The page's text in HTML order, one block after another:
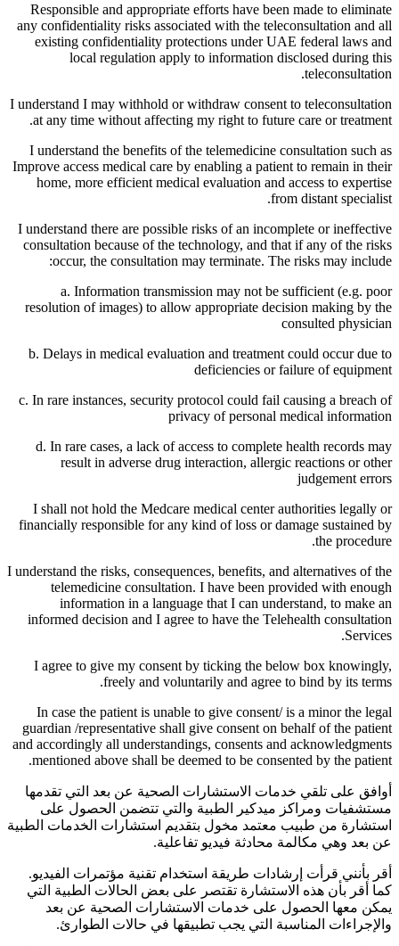
Responsible and appropriate efforts have been made to eliminate
any confidentiality risks associated with the teleconsultation and all
existing confidentiality protections under UAE federal laws and
local regulation apply to information disclosed during this
teleconsultation.
I understand I may withhold or withdraw consent to teleconsultation
at any time without affecting my right to future care or treatment.
I understand the benefits of the telemedicine consultation such as
Improve access medical care by enabling a patient to remain in their
home, more efficient medical evaluation and access to expertise
from distant specialist.
I understand there are possible risks of an incomplete or ineffective
consultation because of the technology, and that if any of the risks
occur, the consultation may terminate. The risks may include:
a. Information transmission may not be sufficient (e.g. poor
resolution of images) to allow appropriate decision making by the
consulted physician
b. Delays in medical evaluation and treatment could occur due to
deficiencies or failure of equipment
c. In rare instances, security protocol could fail causing a breach of
privacy of personal medical information
d. In rare cases, a lack of access to complete health records may
result in adverse drug interaction, allergic reactions or other
judgement errors
I shall not hold the Medcare medical center authorities legally or
financially responsible for any kind of loss or damage sustained by
the procedure.
I understand the risks, consequences, benefits, and alternatives of the
telemedicine consultation. I have been provided with enough
information in a language that I can understand, to make an
informed decision and I agree to have the Telehealth consultation
Services.
I agree to give my consent by ticking the below box knowingly,
freely and voluntarily and agree to bind by its terms.
In case the patient is unable to give consent/ is a minor the legal
guardian /representative shall give consent on behalf of the patient
and accordingly all understandings, consents and acknowledgments
mentioned above shall be deemed to be consented by the patient.
أوافق على تلقي خدمات الاستشارات الصحية عن بعد التي تقدمها
مستشفيات ومراكز ميدكير الطبية والتي تتضمن الحصول على
استشارة من طبيب معتمد مخول بتقديم استشارات الخدمات الطبية
عن بعد وهي مكالمة محادثة فيديو تفاعلية.
أقر بأنني قرأت إرشادات طريقة استخدام تقنية مؤتمرات الفيديو.
كما أقر بأن هذه الاستشارة تقتصر على بعض الحالات الطبية التي
يمكن معها الحصول على خدمات الاستشارات الصحية عن بعد
والإجراءات المناسبة التي يجب تطبيقها في حالات الطوارئ.